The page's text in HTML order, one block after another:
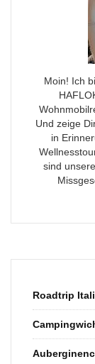
Moin! Ich
Und zeige
in
sind
Roadtrip